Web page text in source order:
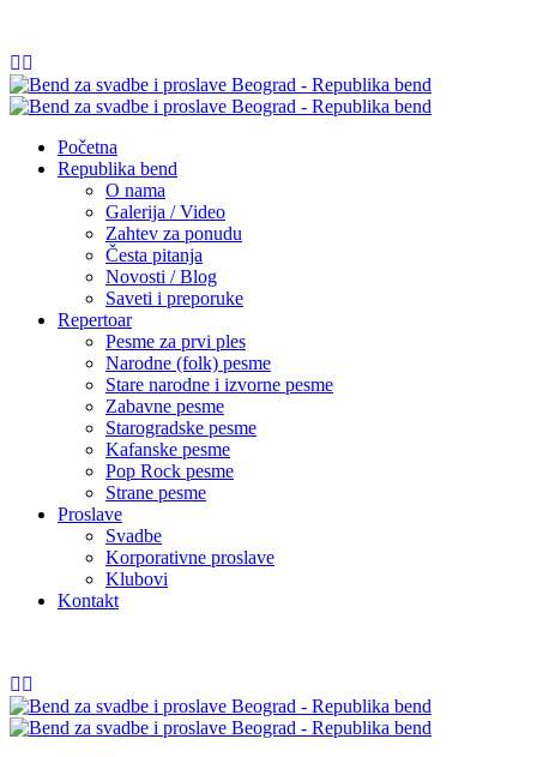
Početna
Republika bend
O nama
Galerija / Video
Zahtev za ponudu
Česta pitanja
Novosti / Blog
Saveti i preporuke
Repertoar
Pesme za prvi ples
Narodne (folk) pesme
Stare narodne i izvorne pesme
Zabavne pesme
Starogradske pesme
Kafanske pesme
Pop Rock pesme
Strane pesme
Proslave
Svadbe
Korporativne proslave
Klubovi
Kontakt